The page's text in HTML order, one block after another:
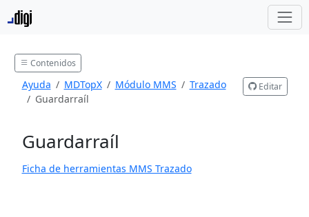
Contenidos
Ayuda MDTopX Módulo MMS
Trazado
Guardarraíl
Editar
Guardarraíl
Ficha de herramientas MMS Trazado